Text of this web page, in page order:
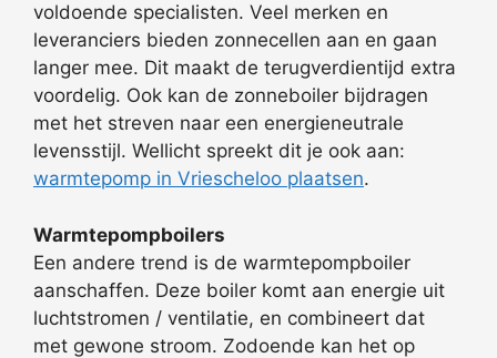
voldoende specialisten. Veel merken en
leveranciers bieden zonnecellen aan en gaan
langer mee. Dit maakt de terugverdientijd extra
voordelig. Ook kan de zonneboiler bijdragen
met het streven naar een energieneutrale
levensstijl. Wellicht spreekt dit je ook aan:
warmtepomp in Vriescheloo plaatsen.
Warmtepompboilers
Een andere trend is de warmtepompboiler
aanschaffen. Deze boiler komt aan energie uit
luchtstromen / ventilatie, en combineert dat
met gewone stroom. Zodoende kan het op